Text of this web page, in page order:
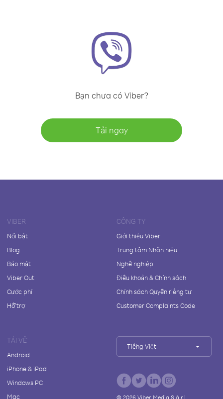
Bạn chưa có Viber?
Tải ngay
VIBER
Nổi bật
Blog
Bảo mật
Viber Out
Cước phí
Hỗ trợ
CÔNG TY
Giới thiệu Viber
Trung tâm Nhãn hiệu
Nghề nghiệp
Điều khoản & Chính sách
Chính sách Quyền riêng tư
Customer Complaints Code
TẢI VỀ
Android
iPhone & iPad
Windows PC
Mac
Tiếng Việt
© 2026Viber Media S.à r.l.